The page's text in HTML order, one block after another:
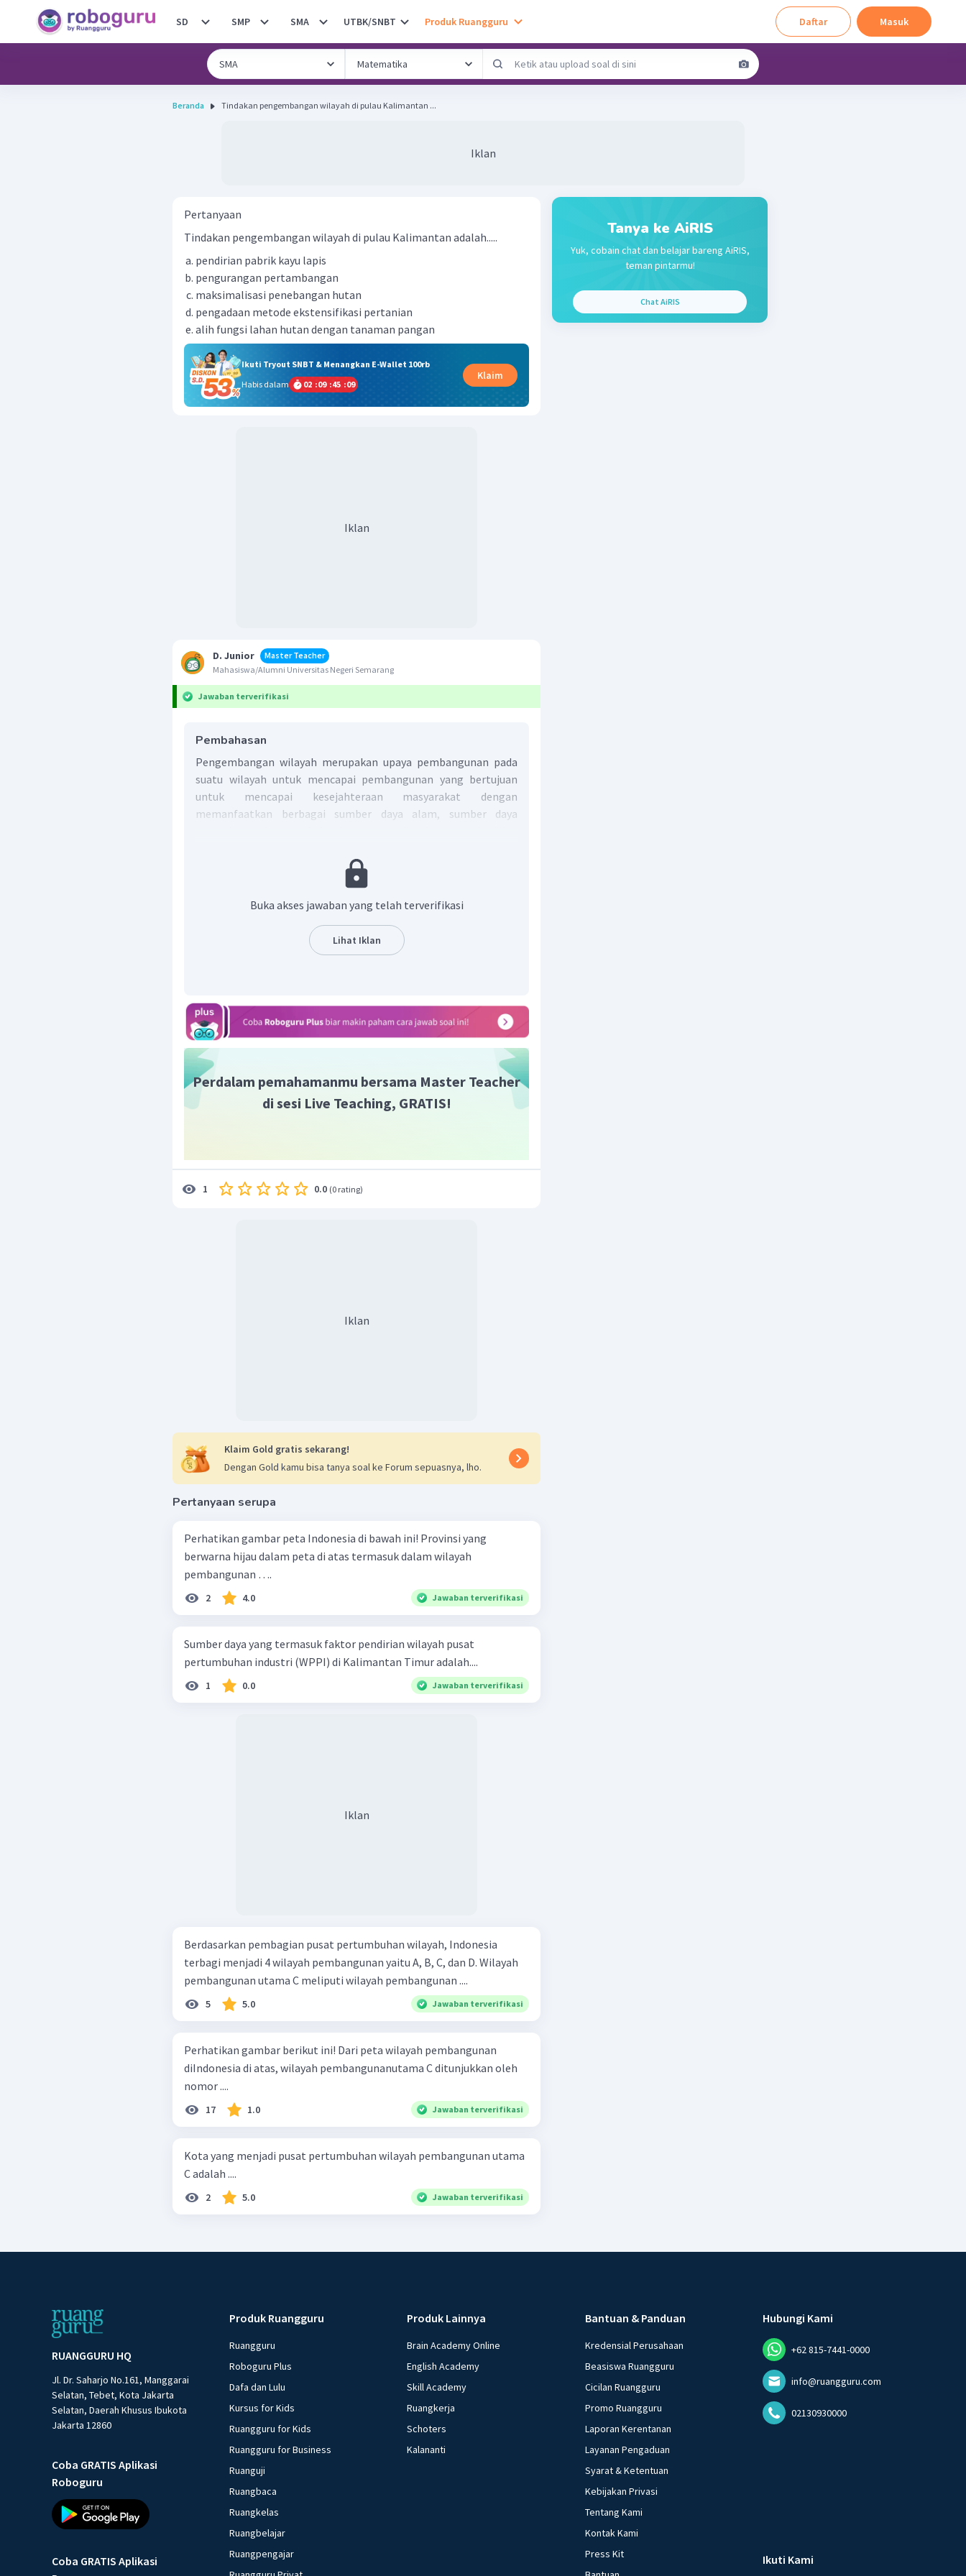
SD SMP SMA UTBK/SNBT Produk Ruangguru Daftar Masuk
Beranda Tindakan pengembangan wilayah di pulau Kalimantan ...
Iklan
Pertanyaan
Tindakan pengembangan wilayah di pulau Kalimantan adalah.....
pendirian pabrik kayu lapis
pengurangan pertambangan
maksimalisasi penebangan hutan
pengadaan metode ekstensifikasi pertanian
alih fungsi lahan hutan dengan tanaman pangan
Ikuti Tryout SNBT & Menangkan E-Wallet 100rb
Habis dalam
02 :09 :45 :08
Klaim
Iklan
D. Junior
Master Teacher
Mahasiswa/Alumni Universitas Negeri Semarang
Jawaban terverifikasi
Pembahasan
Pengembangan wilayah merupakan upaya pembangunan pada
suatu wilayah untuk mencapai pembangunan yang bertujuan
untuk mencapai kesejahteraan masyarakat dengan
memanfaatkan berbagai sumber daya alam, sumber daya
tindakan pengembangan wilayah di pulau Kalimantan adalah
pendirian pabrik kayu lapis. Banyak sumber daya yang
tersedia di pulau Kalimantan untuk pengembangan produk
Jadi, jawaban yang benar adalah A.
Buka akses jawaban yang telah terverifikasi
Lihat Iklan
Perdalam pemahamanmu bersama Master Teacher
di sesi Live Teaching, GRATIS!
1 0.0 (0 rating)
Iklan
Klaim Gold gratis sekarang!
Dengan Gold kamu bisa tanya soal ke Forum sepuasnya, lho.
Pertanyaan serupa
Perhatikan gambar peta Indonesia di bawah ini! Provinsi yang
berwarna hijau dalam peta di atas termasuk dalam wilayah
pembangunan ….
2 4.0 Jawaban terverifikasi
Sumber daya yang termasuk faktor pendirian wilayah pusat
pertumbuhan industri (WPPI) di Kalimantan Timur adalah....
1 0.0 Jawaban terverifikasi
Iklan
Berdasarkan pembagian pusat pertumbuhan wilayah, Indonesia
terbagi menjadi 4 wilayah pembangunan yaitu A, B, C, dan D. Wilayah
pembangunan utama C meliputi wilayah pembangunan ....
5 5.0 Jawaban terverifikasi
Perhatikan gambar berikut ini! Dari peta wilayah pembangunan
diIndonesia di atas, wilayah pembangunanutama C ditunjukkan oleh
nomor ....
17 1.0 Jawaban terverifikasi
Kota yang menjadi pusat pertumbuhan wilayah pembangunan utama
C adalah ....
2 5.0 Jawaban terverifikasi
Tanya ke AiRIS
Yuk, cobain chat dan belajar bareng AiRIS,
teman pintarmu!
Chat AiRIS
RUANGGURU HQ
Jl. Dr. Saharjo No.161, Manggarai
Selatan, Tebet, Kota Jakarta
Selatan, Daerah Khusus Ibukota
Jakarta 12860
Coba GRATIS Aplikasi
Roboguru
Coba GRATIS Aplikasi
Produk Ruangguru
Ruangguru
Roboguru Plus
Dafa dan Lulu
Kursus for Kids
Ruangguru for Kids
Ruangguru for Business
Ruanguji
Ruangbaca
Ruangkelas
Ruangbelajar
Ruangpengajar
Produk Lainnya
Brain Academy Online
English Academy
Skill Academy
Ruangkerja
Schoters
Kalananti
Bantuan & Panduan
Kredensial Perusahaan
Beasiswa Ruangguru
Cicilan Ruangguru
Promo Ruangguru
Laporan Kerentanan
Layanan Pengaduan
Syarat & Ketentuan
Kebijakan Privasi
Tentang Kami
Kontak Kami
Press Kit
Hubungi Kami
+62 815-7441-0000
info@ruangguru.com
02130930000
Ikuti Kami